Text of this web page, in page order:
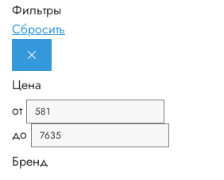
Фильтры
Сбросить
Цена
от
до
Бренд